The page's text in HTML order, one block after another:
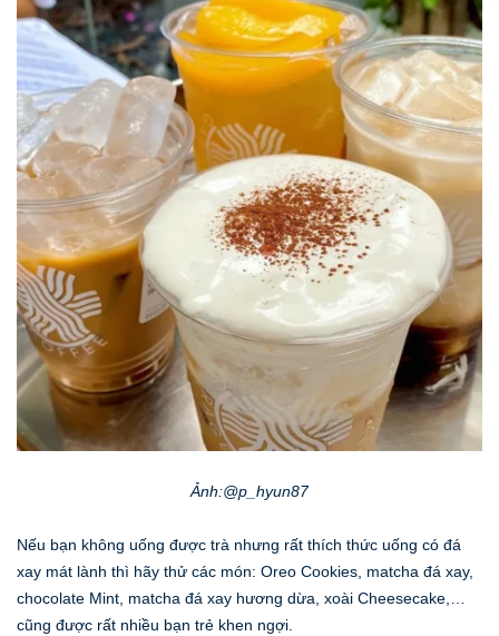
Ảnh:@p_hyun87
Nếu bạn không uống được trà nhưng rất thích thức uống có đá
xay mát lành thì hãy thử các món: Oreo Cookies, matcha đá xay,
chocolate Mint, matcha đá xay hương dừa, xoài Cheesecake,…
cũng được rất nhiều bạn trẻ khen ngợi.